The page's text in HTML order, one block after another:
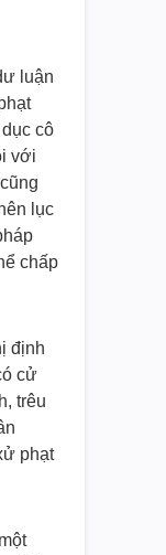
luận
cô
với
lục
chấp
định
cử
trêu
phạt